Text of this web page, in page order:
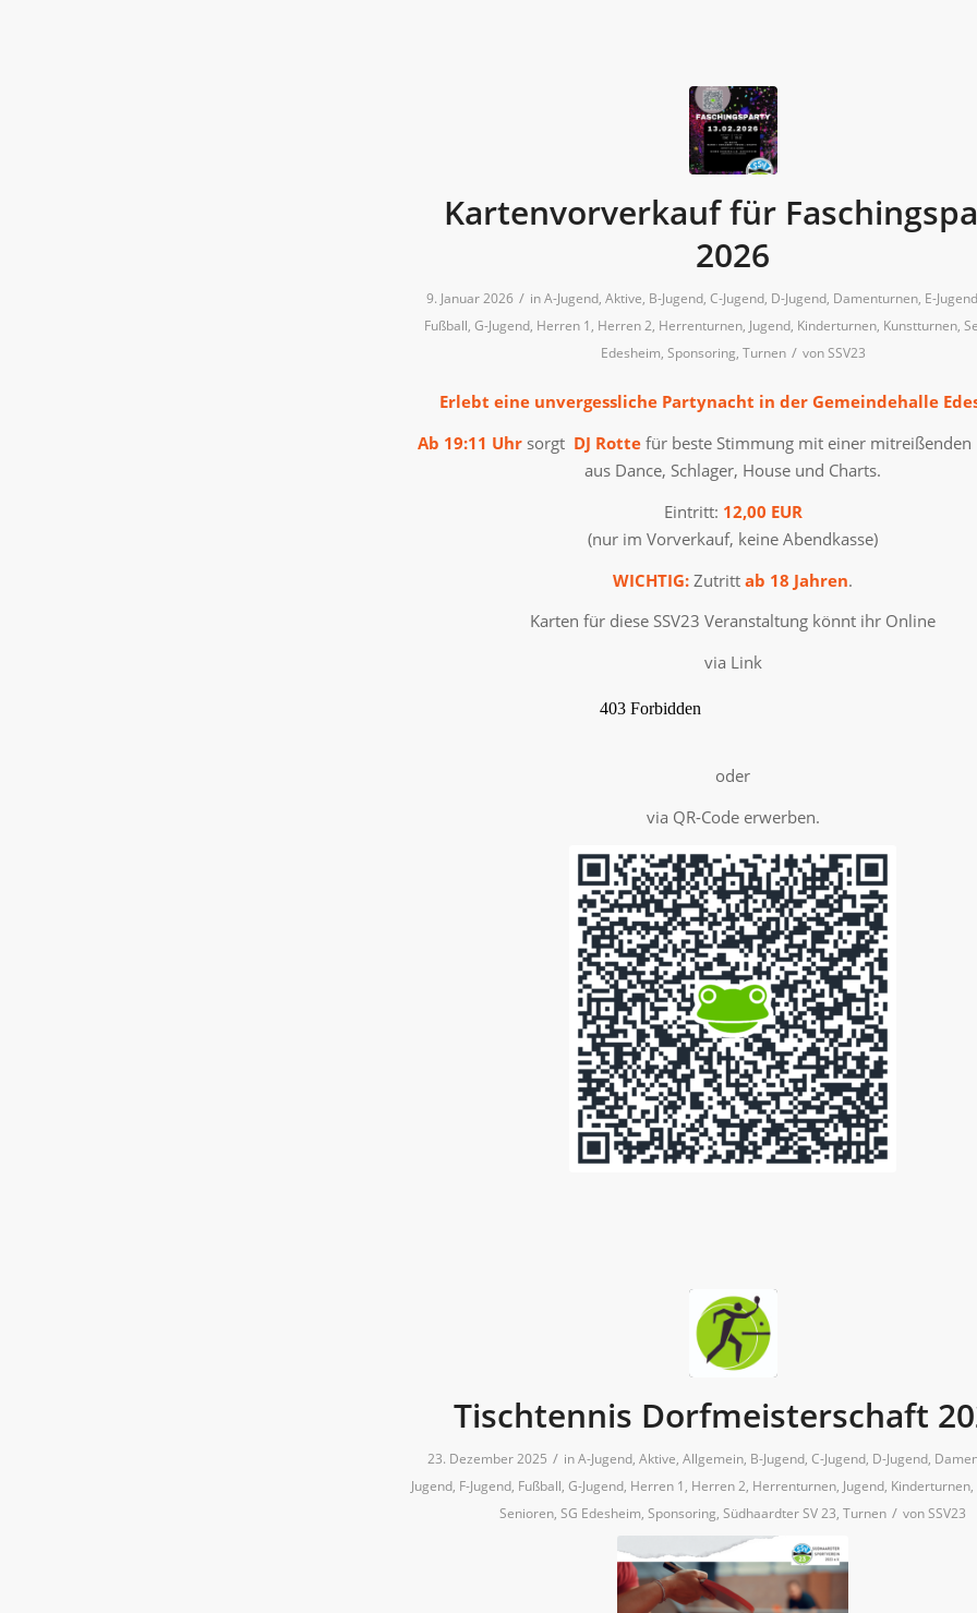
Kartenvorverkauf für
2026
9. Januar 2026 / inA-Jugend, Aktive, B-Jugend, C-Jugend, D-Jugend, Damenturnen, E-Jugend
Fußball, G-Jugend, Herren 1 , Herren 2, Herrenturnen, Jugend, Kinderturnen, Kunstturnen,
Edesheim, Sponsoring, Turnen / vonSSV23
Erlebt eine unvergessliche Partynacht in der Gemeindehalle
Ab 19:11 Uhrsorgt DJ Rottefür beste Stimmung mit einer mitreißenden
aus Dance, Schlager, House und Charts.
Eintritt: 12,00 EUR
(nur im Vorverkauf, keine Abendkasse)
WICHTIG: Zutritt ab 18 Jahren.
Karten für diese SSV23 Veranstaltung könnt ihr Online
via Link
oder
via QR-Code erwerben.
Tischtennis Dorfmeisterschaft
23. Dezember 2025 / inA-Jugend, Aktive, Allgemein, B-Jugend, C-Jugend, D-Jugend,
Jugend, F-Jugend, Fußball, G-Jugend, Herren 1 , Herren 2, Herrenturnen, Jugend, Kinderturnen,
Senioren, SG Edesheim, Sponsoring, Südhaardter SV 23, Turnen / vonSSV23